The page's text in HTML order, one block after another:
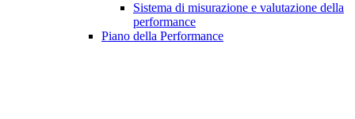
Sistema di misurazione e valutazione della
performance
Piano della Performance